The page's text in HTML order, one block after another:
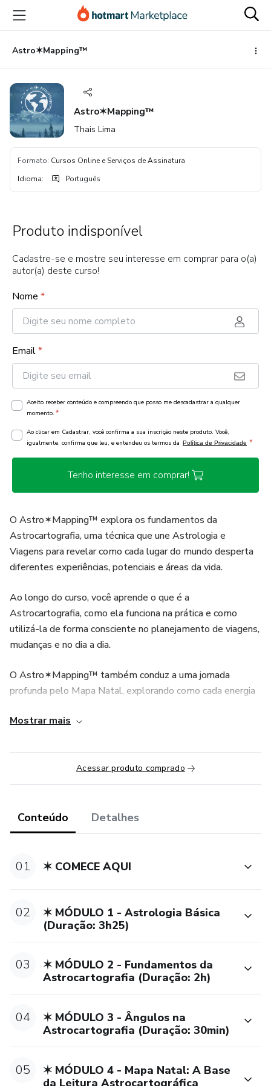
para
conteúdo
principal
para
pagamento
para
rodapé
Astro✶Mapping™
Astro✶Mapping™
Thais Lima
Formato: Cursos Online e Serviços de Assinatura
Idioma: Português
Produto indisponível
Cadastre-se e mostre seu interesse em comprar para o(a)
autor(a) deste curso!
Nome *
Email*
Aceito receber conteúdo e compreendo que posso me descadastrar a qualquer
momento. *
Ao clicar em Cadastrar, você confirma a sua inscrição neste produto. Você,
igualmente, confirma que leu, e entendeu os termos da Política de Privacidade *
Tenho interesse em comprar!
O Astro✶Mapping™ explora os fundamentos da
Astrocartografia, uma técnica que une Astrologia e
Viagens para revelar como cada lugar do mundo desperta
diferentes experiências, potenciais e áreas da vida.
Ao longo do curso, você aprende o que é a
Astrocartografia, como ela funciona na prática e como
utilizá-la de forma consciente no planejamento de viagens,
mudanças e no dia a dia.
O Astro✶Mapping™ também conduz a uma jornada
profunda pelo Mapa Natal, explorando como cada energia
isso se manifesta em diferentes contextos e lugares.
O curso é indicado tanto para pessoas sem conhecimento
prévio em Astrologia quanto para aquelas que já estudam
o tema, pois conta com um módulo introdutório de
aproveitamento dos conteúdos seguintes.
aulas, organizadas de forma progressiva, didática e
Mostrar mais
Acessar produto comprado
Conteúdo Detalhes
01 ✶ COMECE AQUI
02
✶ MÓDULO 1 - Astrologia Básica
(Duração: 3h25)
03
✶ MÓDULO 2 - Fundamentos da
Astrocartografia (Duração: 2h)
04
✶ MÓDULO 3 - Ângulos na
Astrocartografia (Duração: 30min)
05
✶ MÓDULO 4 - Mapa Natal: A Base
da Leitura Astrocartográfica